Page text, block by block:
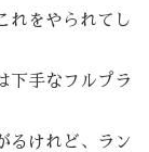
れをやられてし
下手なフルプラ
るけれど、ラン